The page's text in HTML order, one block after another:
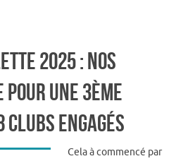
2025 : Nos
une 3ème
engagés
Cela à commencé par